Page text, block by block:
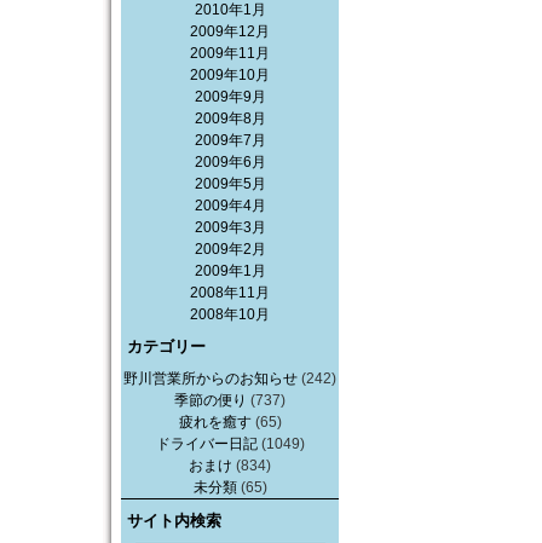
2010年1月
2009年12月
2009年11月
2009年10月
2009年9月
2009年8月
2009年7月
2009年6月
2009年5月
2009年4月
2009年3月
2009年2月
2009年1月
2008年11月
2008年10月
カテゴリー
野川営業所からのお知らせ (242)
季節の便り (737)
疲れを癒す(65)
ドライバー日記(1049)
おまけ (834)
未分類(65)
サイト内検索